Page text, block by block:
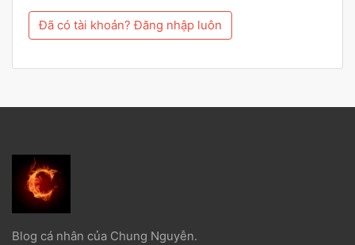
Đã có tài khoản? Đăng nhập luôn
Blog cá nhân của Chung Nguyễn.